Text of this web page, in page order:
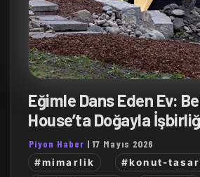
Eğimle Dans Eden Ev:
House’ta Doğayla
Piyon Haber |17 Mayıs 2026
#mimarlik
#konut-